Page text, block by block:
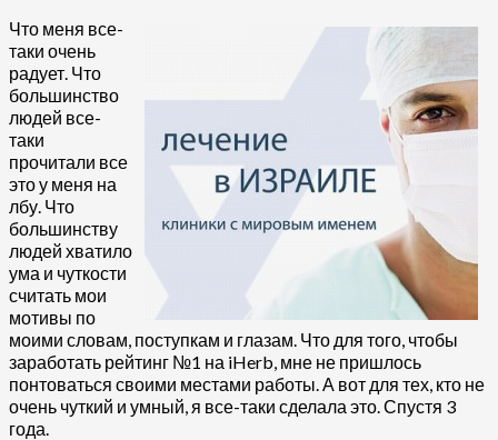
Что меня все-
таки очень
радует. Что
большинство
людей все-
таки
прочитали все
это у меня на
лбу. Что
большинству
людей хватило
ума и чуткости
считать мои
мотивы по
моими словам, поступкам и глазам. Что для того, чтобы
заработать рейтинг №1 на iHerb, мне не пришлось
понтоваться своими местами работы. А вот для тех, кто не
очень чуткий и умный, я все-таки сделала это. Спустя 3
года.